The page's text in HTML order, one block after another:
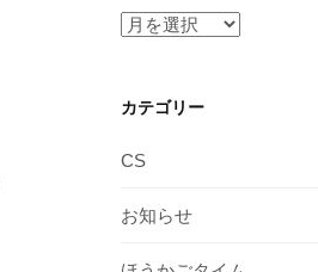
ア
イ
カテゴリー
CS
お知らせ